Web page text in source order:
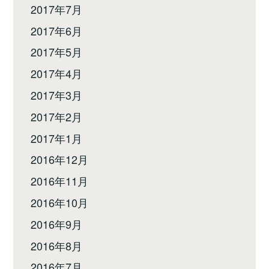
2017年7月
2017年6月
2017年5月
2017年4月
2017年3月
2017年2月
2017年1月
2016年12月
2016年11月
2016年10月
2016年9月
2016年8月